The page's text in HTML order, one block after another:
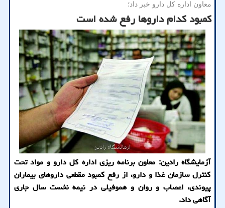
معاون اداره كل دارو خبر داد؛
کمبود کدام داروها رفع شده است
آزمایشگاه رادین: معاون برنامه ریزی اداره کل دارو و مواد تحت
کنترل سازمان غذا و دارو، از رفع کمبود مقطعی داروهای بیماران
پیوندی، اعصاب و روان و هموفیلی در نیمه نخست سال جاری
آگاهی داد.